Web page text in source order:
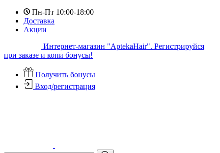
Пн-Пт 10:00-18:00
Доставка
Акции
Интернет-магазин "AptekaHair". Регистрируйся
при заказе и копи бонусы!
Получить бонусы
Вход/регистрация